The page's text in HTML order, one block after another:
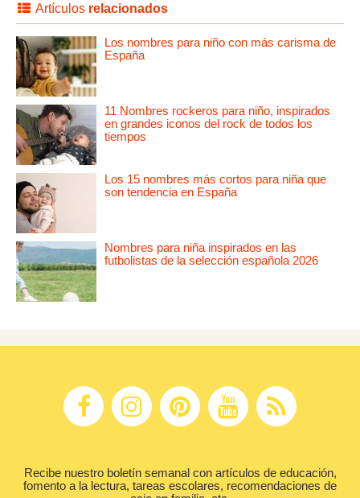
Artículos relacionados
Los nombres para niño con más carisma de
España
11 Nombres rockeros para niño, inspirados
en grandes iconos del rock de todos los
tiempos
Los 15 nombres más cortos para niña que
son tendencia en España
Nombres para niña inspirados en las
futbolistas de la selección española 2026
Recibe nuestro boletín semanal con artículos de educación,
fomento a la lectura, tareas escolares, recomendaciones de